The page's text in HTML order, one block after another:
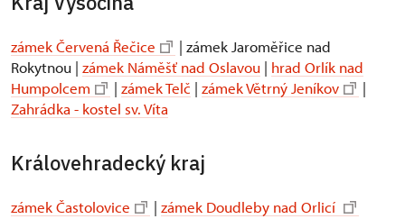
zámek Červená Řečice
| zámek Jaroměřice nad
Rokytnou | zámek Náměšť nad Oslavou | hrad Orlík nad
Humpolcem
| zámek Telč | zámek Větrný Jeníkov
|
Zahrádka - kostel sv. Víta
Královehradecký kraj
zámek Častolovice | zámek Doudleby nad Orlicí